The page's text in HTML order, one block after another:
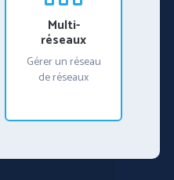
Multi-
réseaux
Gérer un réseau
de réseaux